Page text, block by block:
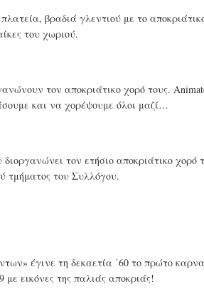
βραδιά γλεντιού με το
του χωριού.
τον αποκριάτικο χορό τους.
και να χορέψουμε όλοι μαζί…
τον ετήσιο αποκριάτικο χορό
τμήματος του Συλλόγου.
έγινε τη δεκαετία ΄60 το πρώτο
εικόνες της παλιάς αποκριάς!